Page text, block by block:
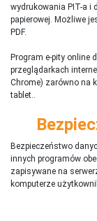
wydrukowania PIT-a i
papierowej. Możliwe
PDF.
Program e-pity online
przeglądarkach
Chrome) zarówno na
tablet..
Bezpieczeństwo
innych programów
zapisywane na
komputerze